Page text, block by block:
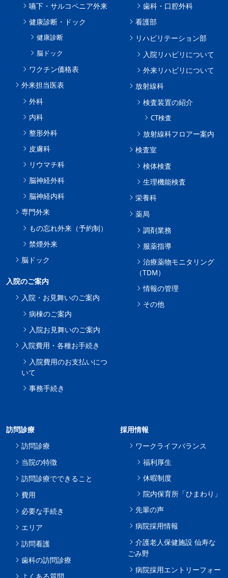
嚥下・サルコペニア外来
健康診断・ドック
健康診断
脳ドック
ワクチン価格表
外来担当医表
外科
内科
整形外科
皮膚科
リウマチ科
脳神経外科
脳神経内科
専門外来
もの忘れ外来（予約制）
禁煙外来
脳ドック
入院のご案内
入院・お見舞いのご案内
病棟のご案内
入院お見舞いのご案内
入院費用・各種お手続き
入院費用のお支払いにつ
いて
事務手続き
歯科・口腔外科
看護部
リハビリテーション部
入院リハビリについて
外来リハビリについて
放射線科
検査装置の紹介
CT検査
放射線科フロアー案内
検査室
検体検査
生理機能検査
栄養科
薬局
調剤業務
服薬指導
治療薬物モニタリング
（TDM）
情報の管理
その他
訪問診療
訪問診療
当院の特徴
訪問診療でできること
費用
必要な手続き
エリア
訪問看護
歯科の訪問診療
よくある質問
採用情報
ワークライフバランス
福利厚生
休暇制度
院内保育所「ひまわり」
先輩の声
病院採用情報
介護老人保健施設 仙寿な
ごみ野
病院採用エントリーフォー